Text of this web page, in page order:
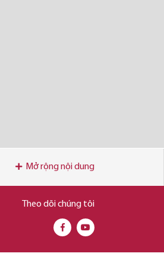
Mở rộng nội dung
Theo dõi chúng tôi